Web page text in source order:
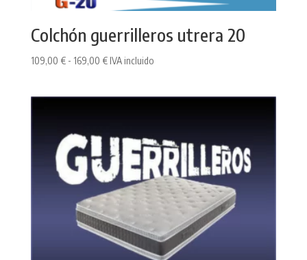
Colchón guerrilleros utrera 20
109,00 € - 169,00 €Rango
hasta
169,00 €
IVA incluido